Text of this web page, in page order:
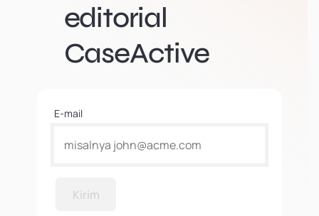
editorial
CaseActive
E-mail
Kirim